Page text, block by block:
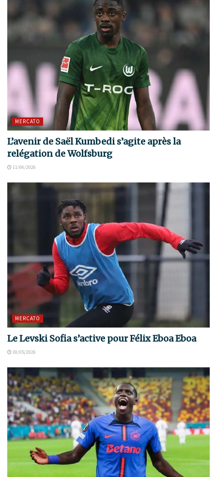
MERCATO
L’avenir de Saël Kumbedi s’agite après la
relégation de Wolfsburg
11/06/2026
MERCATO
Le Levski Sofia s’active pour Félix Eboa Eboa
30/05/2026